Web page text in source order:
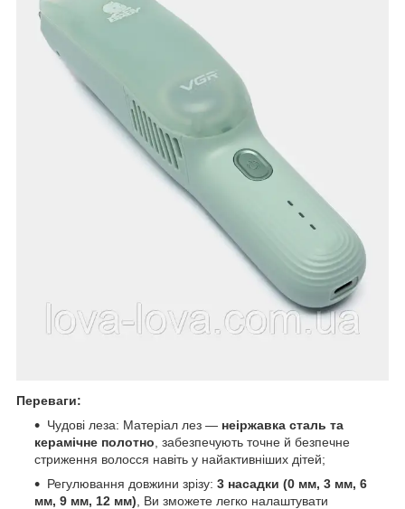
Переваги:
Чудові леза: Матеріал лез — неіржавка сталь та
керамічне полотно , забезпечують точне й безпечне
стриження волосся навіть у найактивніших дітей;
Регулювання довжини зрізу: 3 насадки (0 мм, 3 мм, 6
мм, 9 мм, 12 мм) , Ви зможете легко налаштувати